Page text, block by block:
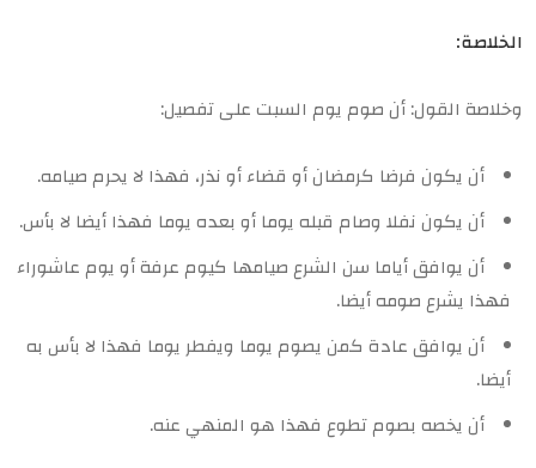
الخلاصة:
وخلاصة القول: أن صوم يوم السبت على تفصيل:
أن يكون فرضا كرمضان أو قضاء أو نذر، فهذا لا يحرم صيامه.
أن يكون نفلا وصام قبله يوما أو بعده يوما فهذا أيضا لا بأس.
أن يوافق أياما سن الشرع صيامها كيوم عرفة أو يوم عاشوراء
فهذا يشرع صومه أيضا.
أن يوافق عادة كمن يصوم يوما ويفطر يوما فهذا لا بأس به
أيضا.
أن يخصه بصوم تطوع فهذا هو المنهي عنه.